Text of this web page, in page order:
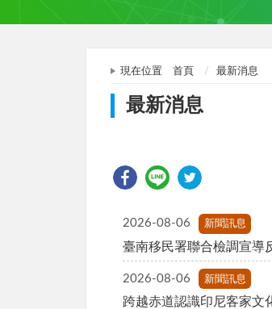
現在位置 首頁 最新消息
最新消息
2026-08-06 新聞訊息
臺南移民署聯合檢調宣導
2026-08-06 新聞訊息
跨越赤道認識印尼客家